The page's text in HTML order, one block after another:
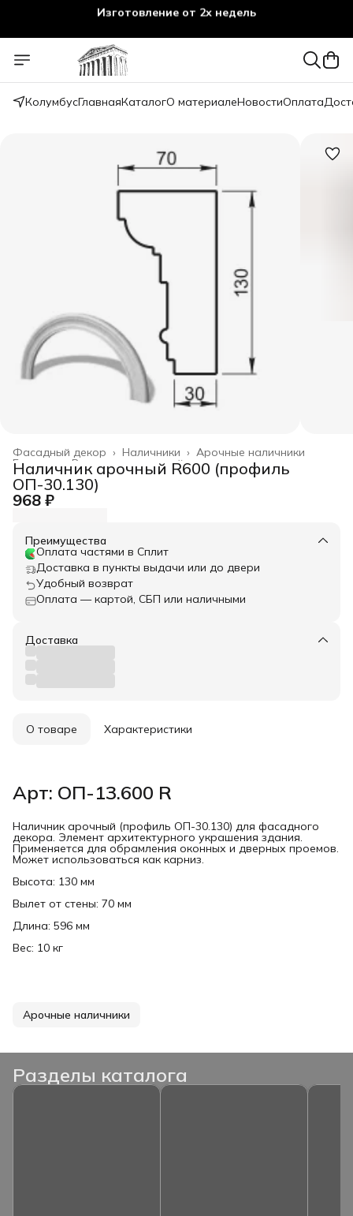
Изготовление от 2х недель
КолумбусГлавнаяКаталогО материалеНовостиОплата
Арочные наличники
Наличники ›
Фасадный декор ›
Весь архитектурный декор ›
Главная ›
Наличник арочный R600 (профиль
ОП-30.130)
968 ₽
Преимущества
Оплата частями в Сплит
Доставка в пункты выдачи или до двери
Удобный возврат
Оплата — картой, СБП или наличными
Доставка
О товаре Характеристики
Арт: ОП-13.600 R
Наличник арочный (профиль ОП-30.130) для фасадного
декора. Элемент архитектурного украшения здания.
Применяется для обрамления оконных и дверных проемов.
Может использоваться как карниз.
Высота: 130 мм
Вылет от стены: 70 мм
Длина: 596 мм
Вес: 10 кг
Арочные наличники
Разделы каталога